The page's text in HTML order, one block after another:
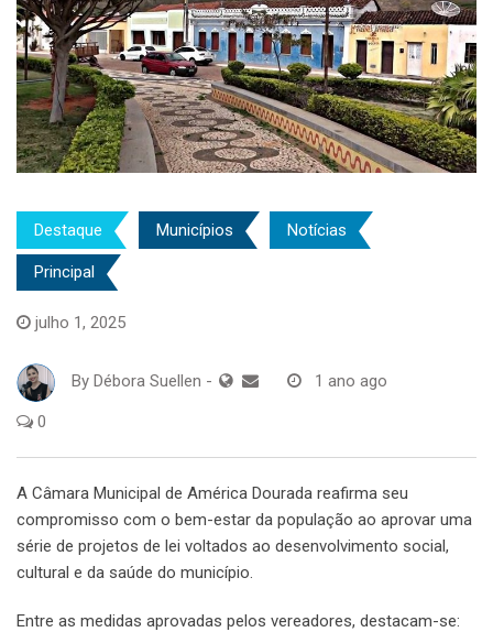
Destaque Municípios Notícias
Principal
julho 1, 2025
By Débora Suellen - 1 ano ago
0
A Câmara Municipal de América Dourada reafirma seu
compromisso com o bem-estar da população ao aprovar uma
série de projetos de lei voltados ao desenvolvimento social,
cultural e da saúde do município.
Entre as medidas aprovadas pelos vereadores, destacam-se: